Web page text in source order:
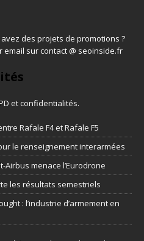
des projets de promotions ?
sur contact @ seoinside.fr
et confidentialités.
Rafale F4 et Rafale F5
le renseignement interarmées
Airbus menace l’Eurodrone
les résultats semestriels
: l’industrie d’armement en